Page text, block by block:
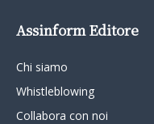
Assinform Editore
Chi siamo
Whistleblowing
Collabora con noi